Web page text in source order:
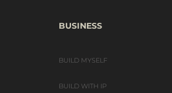
BUSINESS
BUILD MYSELF
BUILD WITH IP